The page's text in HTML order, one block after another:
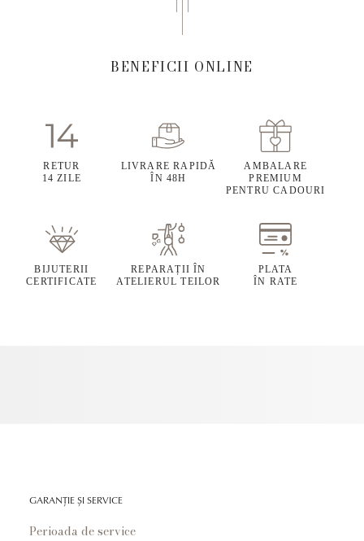
BENEFICII ONLINE
RETUR
14 ZILE
LIVRARE RAPIDĂ
ÎN 48H
AMBALARE
PREMIUM
PENTRU CADOURI
BIJUTERII
CERTIFICATE
REPARAȚII ÎN
ATELIERUL TEILOR
PLATA
ÎN RATE
GARANȚIE ȘI SERVICE
Perioada de service